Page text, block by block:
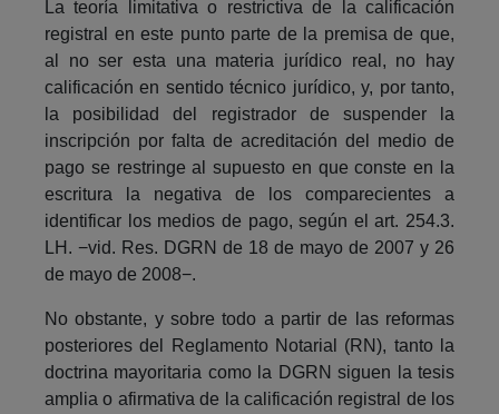
La teoría limitativa o restrictiva de la calificación
registral en este punto parte de la premisa de que,
al no ser esta una materia jurídico real, no hay
calificación en sentido técnico jurídico, y, por tanto,
la posibilidad del registrador de suspender la
inscripción por falta de acreditación del medio de
pago se restringe al supuesto en que conste en la
escritura la negativa de los comparecientes a
identificar los medios de pago, según el art. 254.3.
LH. −vid. Res. DGRN de 18 de mayo de 2007 y 26
de mayo de 2008−.
No obstante, y sobre todo a partir de las reformas
posteriores del Reglamento Notarial (RN), tanto la
doctrina mayoritaria como la DGRN siguen la tesis
amplia o afirmativa de la calificación registral de los